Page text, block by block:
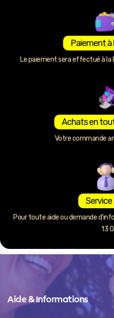
Paiement à
Le paiement sera effectué à la
Achats en
Votre commande
Service
Pour toute aide ou demande
13
Aide & Informations